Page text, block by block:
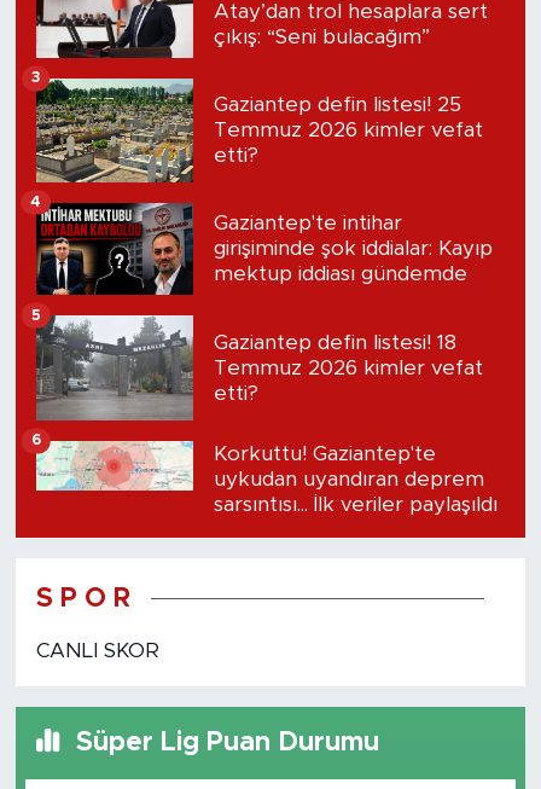
Atay’dan trol hesaplara sert
çıkış: “Seni bulacağım”
Gaziantep defin listesi! 25
Temmuz 2026 kimler vefat
etti?
3
Gaziantep'te intihar
girişiminde şok iddialar: Kayıp
mektup iddiası gündemde
4
Gaziantep defin listesi! 18
Temmuz 2026 kimler vefat
etti?
5
Korkuttu! Gaziantep'te
uykudan uyandıran deprem
sarsıntısı... İlk veriler paylaşıldı
6
S P O R
CANLI SKOR
Süper Lig Puan Durumu